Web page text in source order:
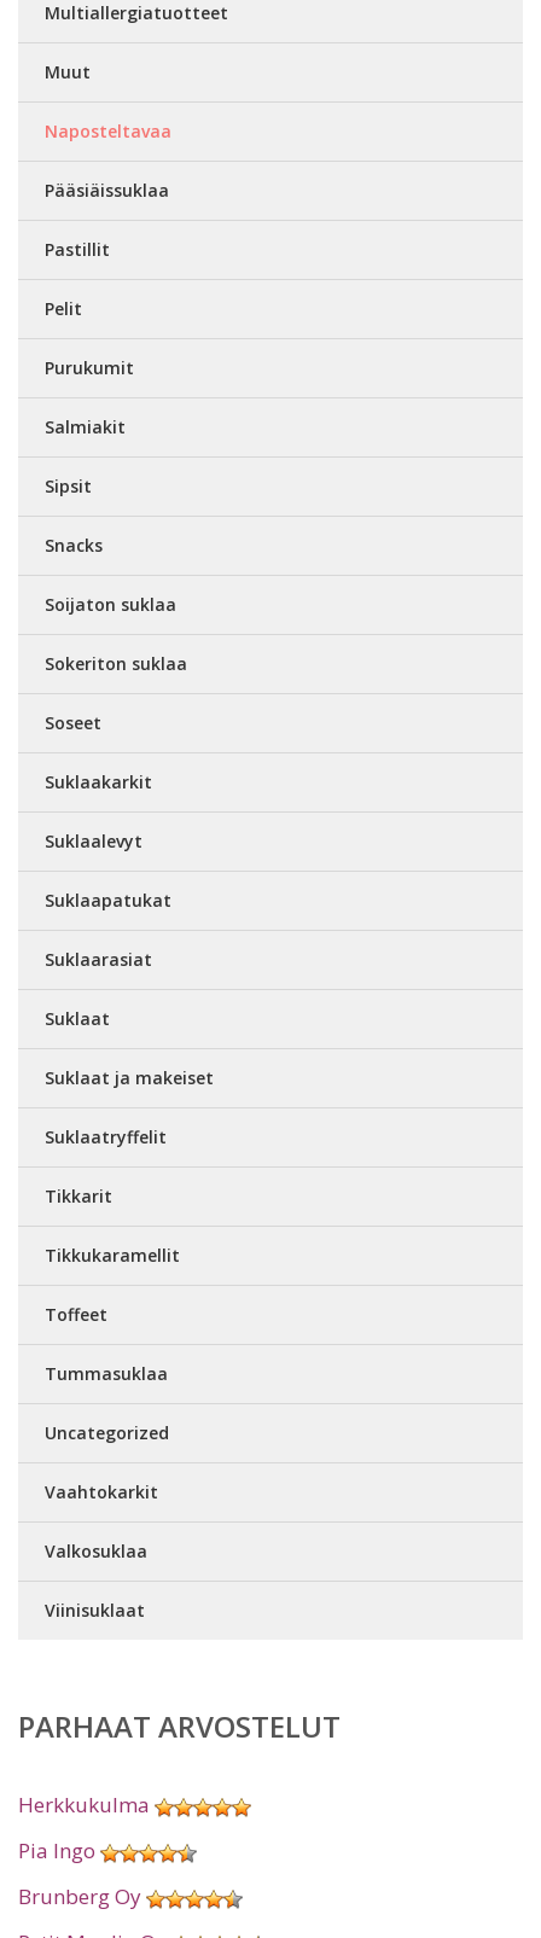
Multiallergiatuotteet
Muut
Naposteltavaa
Pääsiäissuklaa
Pastillit
Pelit
Purukumit
Salmiakit
Sipsit
Snacks
Soijaton suklaa
Sokeriton suklaa
Soseet
Suklaakarkit
Suklaalevyt
Suklaapatukat
Suklaarasiat
Suklaat
Suklaat ja makeiset
Suklaatryffelit
Tikkarit
Tikkukaramellit
Toffeet
Tummasuklaa
Uncategorized
Vaahtokarkit
Valkosuklaa
Viinisuklaat
PARHAAT ARVOSTELUT
Herkkukulma
Pia Ingo
Brunberg Oy